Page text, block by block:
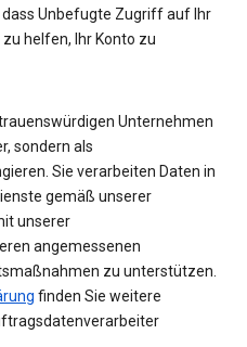
Unbefugte Zugriff auf Ihr
helfen, Ihr Konto zu
Unternehmen
sondern als
Sie verarbeiten Daten in
gemäß unserer
unserer
angemessenen
zu unterstützen.
finden Sie weitere